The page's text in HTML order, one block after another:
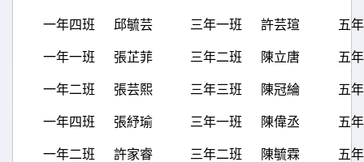
一年四班 邱毓芸 三年一班 許芸瑄 五
一年一班 張芷菲 三年二班 陳立唐 五
一年二班 張芸熙 三年三班 陳冠綸 五
一年四班 張紓瑜 三年一班 陳偉丞 五
一年二班 許家睿 三年二班 陳毓霖 五